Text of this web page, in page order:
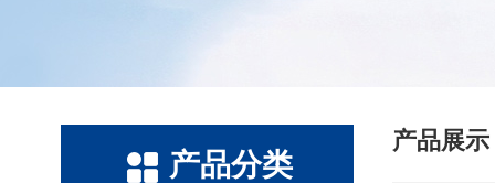
产品分类
产品展示